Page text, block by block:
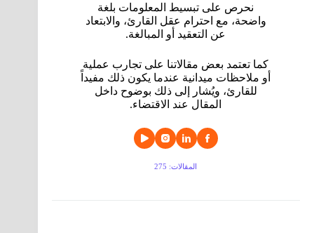
نحرص على تبسيط المعلومات بلغة
واضحة، مع احترام عقل القارئ، والابتعاد
عن التعقيد أو المبالغة.
كما تعتمد بعض مقالاتنا على تجارب عملية
أو ملاحظات ميدانية عندما يكون ذلك مفيداً
للقارئ، ويُشار إلى ذلك بوضوح داخل
المقال عند الاقتضاء.
المقالات: 275